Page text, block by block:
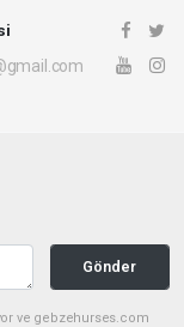
Gönder
ve gebzehurses.com